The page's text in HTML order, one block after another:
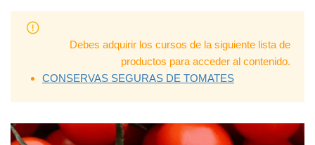
Debes adquirir los cursos de la siguiente lista de
productos para acceder al contenido.
CONSERVAS SEGURAS DE TOMATES